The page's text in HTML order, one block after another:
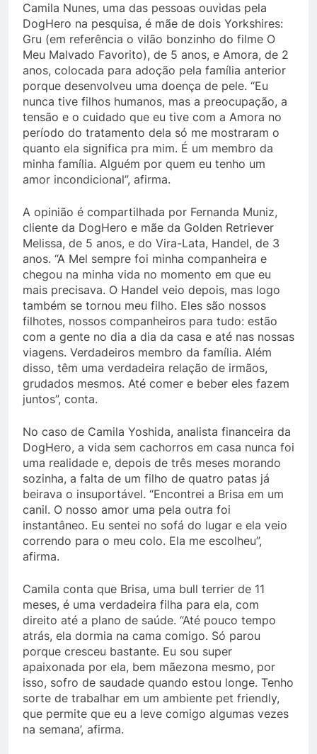
Camila Nunes, uma das pessoas ouvidas pela
DogHero na pesquisa, é mãe de dois Yorkshires:
Gru (em referência o vilão bonzinho do filme O
Meu Malvado Favorito), de 5 anos, e Amora, de 2
anos, colocada para adoção pela família anterior
porque desenvolveu uma doença de pele. “Eu
nunca tive filhos humanos, mas a preocupação, a
tensão e o cuidado que eu tive com a Amora no
período do tratamento dela só me mostraram o
quanto ela significa pra mim. É um membro da
minha família. Alguém por quem eu tenho um
amor incondicional”, afirma.
A opinião é compartilhada por Fernanda Muniz,
cliente da DogHero e mãe da Golden Retriever
Melissa, de 5 anos, e do Vira-Lata, Handel, de 3
anos. “A Mel sempre foi minha companheira e
chegou na minha vida no momento em que eu
mais precisava. O Handel veio depois, mas logo
também se tornou meu filho. Eles são nossos
filhotes, nossos companheiros para tudo: estão
com a gente no dia a dia da casa e até nas nossas
viagens. Verdadeiros membro da família. Além
disso, têm uma verdadeira relação de irmãos,
grudados mesmos. Até comer e beber eles fazem
juntos”, conta.
No caso de Camila Yoshida, analista financeira da
DogHero, a vida sem cachorros em casa nunca foi
uma realidade e, depois de três meses morando
sozinha, a falta de um filho de quatro patas já
beirava o insuportável. “Encontrei a Brisa em um
canil. O nosso amor uma pela outra foi
instantâneo. Eu sentei no sofá do lugar e ela veio
correndo para o meu colo. Ela me escolheu”,
afirma.
Camila conta que Brisa, uma bull terrier de 11
meses, é uma verdadeira filha para ela, com
direito até a plano de saúde. “Até pouco tempo
atrás, ela dormia na cama comigo. Só parou
porque cresceu bastante. Eu sou super
apaixonada por ela, bem mãezona mesmo, por
isso, sofro de saudade quando estou longe. Tenho
sorte de trabalhar em um ambiente pet friendly,
que permite que eu a leve comigo algumas vezes
na semana’, afirma.